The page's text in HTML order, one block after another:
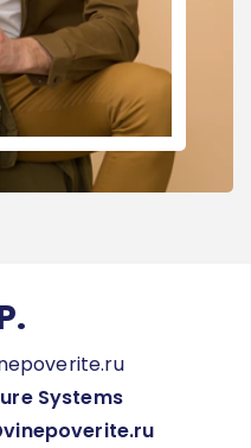
Systems